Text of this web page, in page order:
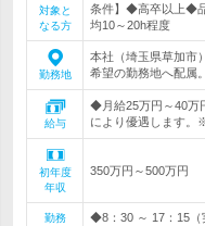
対象と
なる方
条件】◆高卒以上◆
均10～20h程度
勤務地
本社（埼玉県草加市
希望の勤務地へ配属
給与
◆月給25万円～40万
により優遇します
初年度
年収
350万円～500万円
勤務
◆8：30 ～ 17：15（